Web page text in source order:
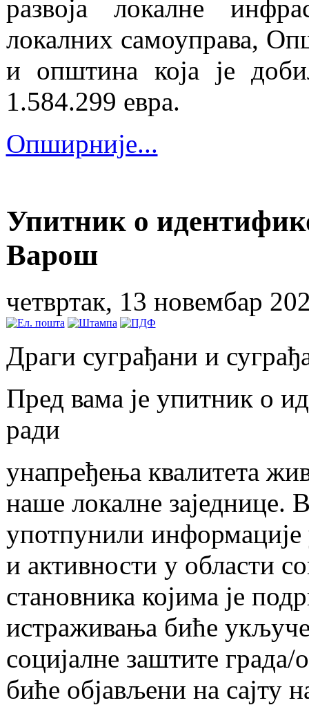
развоја локалне
локалних самоуправа,
и општина која је
1.584.299 евра.
Опширније...
Упитник о
Варош
четвртак, 13 новембар
Драги суграђани и
Пред вама је упитник о
ради
унапређења квалитета
наше локалне
употпунили
и активности у области
становника којима је
истраживања биће
социјалне заштите
биће објављени на сајту